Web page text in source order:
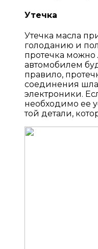
Утечка
Утечка масла
голоданию и
протечка можно
автомобилем
правило,
соединения
электроники.
необходимо ее
той детали,